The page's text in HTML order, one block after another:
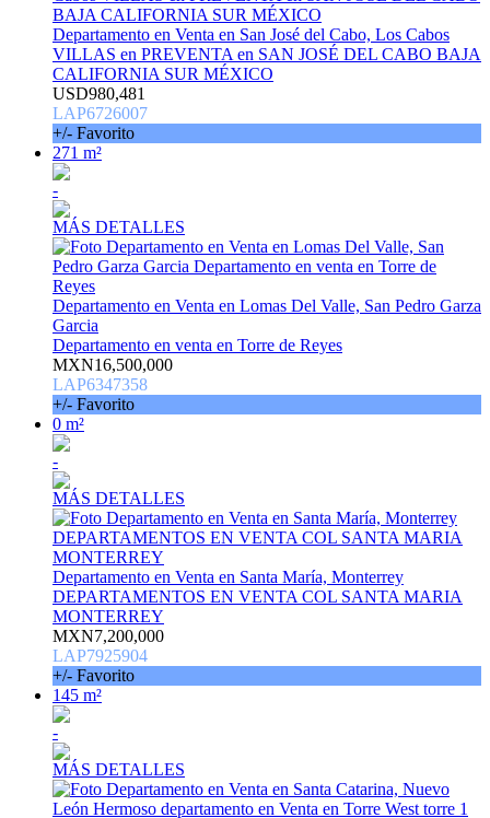
Departamento en Venta en San José del Cabo, Los Cabos
VILLAS en PREVENTA en SAN JOSÉ DEL CABO BAJA
CALIFORNIA SUR MÉXICO
USD980,481
LAP6726007
+/- Favorito
271 m²
-
MÁS DETALLES
Departamento en Venta en Lomas Del Valle, San Pedro Garza
Garcia
Departamento en venta en Torre de Reyes
MXN16,500,000
LAP6347358
+/- Favorito
0 m²
-
MÁS DETALLES
Departamento en Venta en Santa María, Monterrey
DEPARTAMENTOS EN VENTA COL SANTA MARIA
MONTERREY
MXN7,200,000
LAP7925904
+/- Favorito
145 m²
-
MÁS DETALLES